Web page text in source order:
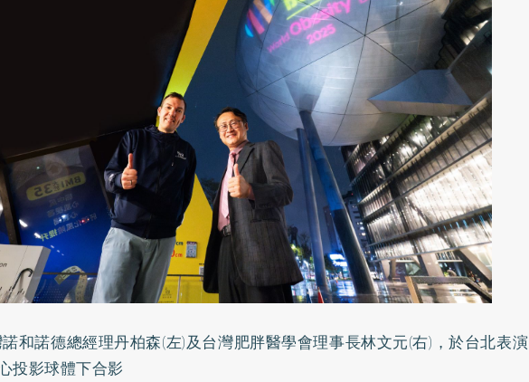
和諾德總經理丹柏森(左)及台灣肥胖醫學會理事長林文元(右)，於台北表演
投影球體下合影